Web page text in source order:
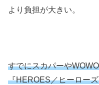
より負担が大きい。
すでにスカパーや
『HEROES／ヒーロー